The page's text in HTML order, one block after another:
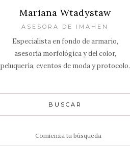
Mariana Wtadystaw
ASESORA DE IMAHEN
Especialista en fondo de armario,
asesoría morfológica y del color,
peluquería, eventos de moda y protocolo.
BUSCAR